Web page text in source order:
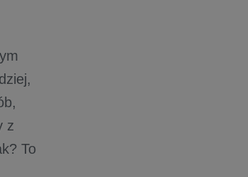
z
To